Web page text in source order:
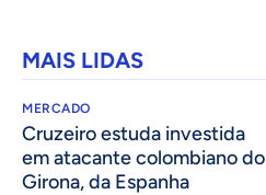
MAIS LIDAS
MERCADO
Cruzeiro estuda investida
em atacante colombiano do
Girona, da Espanha